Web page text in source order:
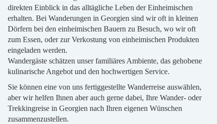
direkten Einblick in das alltägliche Leben der Einheimischen
erhalten. Bei Wanderungen in Georgien sind wir oft in kleinen
Dörfern bei den einheimischen Bauern zu Besuch, wo wir oft
zum Essen, oder zur Verkostung von einheimischen Produkten
eingeladen werden.
Wandergäste schätzen unser familiäres Ambiente, das gehobene
kulinarische Angebot und den hochwertigen Service.
Sie können eine von uns fertiggestellte Wanderreise auswählen,
aber wir helfen Ihnen aber auch gerne dabei, Ihre Wander- oder
Trekkingreise in Georgien nach Ihren eigenen Wünschen
zusammenzustellen.